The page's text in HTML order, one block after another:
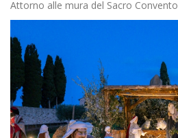
Attorno alle mura del Sacro Convento